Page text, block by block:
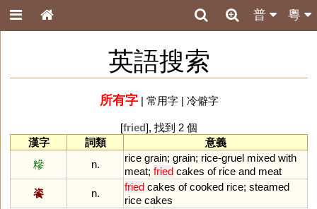
粵
普
英語搜索
所有字| 常用字| 冷僻字
[fried], 找到 2 個
漢字
詞類
意義
糝
n.
rice grain; grain; rice-gruel mixed with
meat; fried cakes of rice and meat
餈
n.
fried cakes of cooked rice; steamed
rice cakes